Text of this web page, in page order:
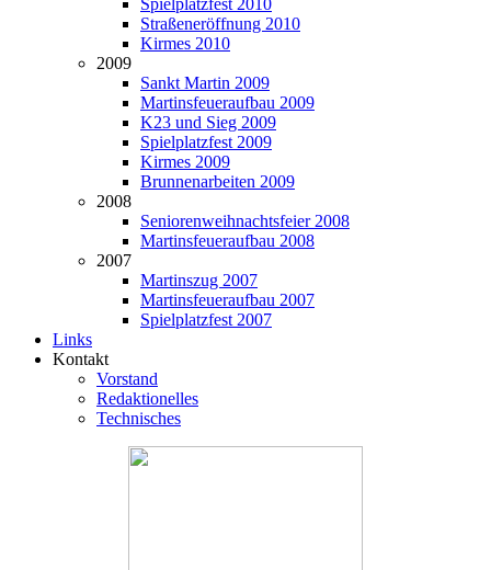
Spielplatzfest 2010
Straßeneröffnung 2010
Kirmes 2010
2009
Sankt Martin 2009
Martinsfeueraufbau 2009
K23 und Sieg 2009
Spielplatzfest 2009
Kirmes 2009
Brunnenarbeiten 2009
2008
Seniorenweihnachtsfeier 2008
Martinsfeueraufbau 2008
2007
Martinszug 2007
Martinsfeueraufbau 2007
Spielplatzfest 2007
Links
Kontakt
Vorstand
Redaktionelles
Technisches